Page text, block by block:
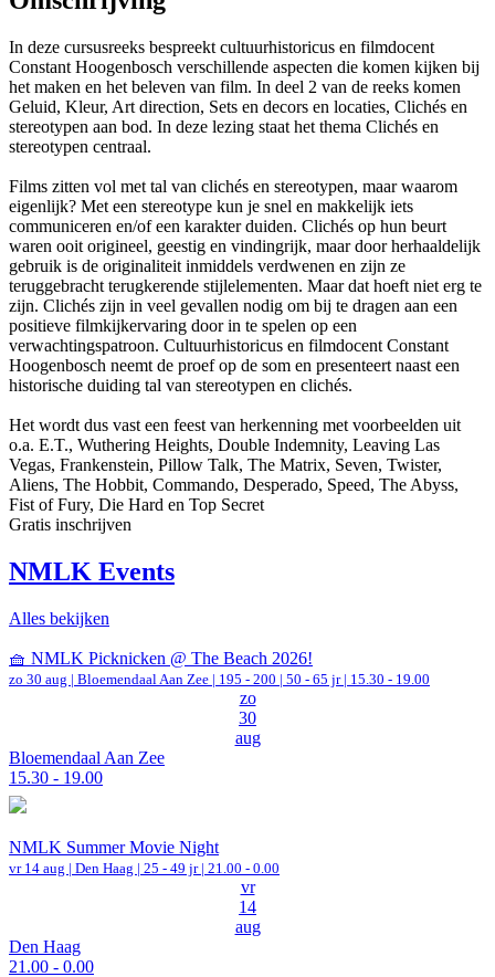
In deze cursusreeks bespreekt cultuurhistoricus en filmdocent
Constant Hoogenbosch verschillende aspecten die komen kijken bij
het maken en het beleven van film. In deel 2 van de reeks komen
Geluid, Kleur, Art direction, Sets en decors en locaties, Clichés en
stereotypen aan bod. In deze lezing staat het thema Clichés en
stereotypen centraal.
Films zitten vol met tal van clichés en stereotypen, maar waarom
eigenlijk? Met een stereotype kun je snel en makkelijk iets
communiceren en/of een karakter duiden. Clichés op hun beurt
waren ooit origineel, geestig en vindingrijk, maar door herhaaldelijk
gebruik is de originaliteit inmiddels verdwenen en zijn ze
teruggebracht terugkerende stijlelementen. Maar dat hoeft niet erg te
zijn. Clichés zijn in veel gevallen nodig om bij te dragen aan een
positieve filmkijkervaring door in te spelen op een
verwachtingspatroon. Cultuurhistoricus en filmdocent Constant
Hoogenbosch neemt de proef op de som en presenteert naast een
historische duiding tal van stereotypen en clichés.
Het wordt dus vast een feest van herkenning met voorbeelden uit
o.a. E.T., Wuthering Heights, Double Indemnity, Leaving Las
Vegas, Frankenstein, Pillow Talk, The Matrix, Seven, Twister,
Aliens, The Hobbit, Commando, Desperado, Speed, The Abyss,
Fist of Fury, Die Hard en Top Secret
Gratis inschrijven
NMLK Events
Alles bekijken
🧺 NMLK Picknicken @ The Beach 2026!
zo 30 aug | Bloemendaal Aan Zee | 195 - 200 | 50 - 65 jr | 15.30 - 19.00
zo
30
aug
Bloemendaal Aan Zee
15.30 - 19.00
NMLK Summer Movie Night
vr 14 aug | Den Haag | 25 - 49 jr | 21.00 - 0.00
vr
14
aug
Den Haag
21.00 - 0.00